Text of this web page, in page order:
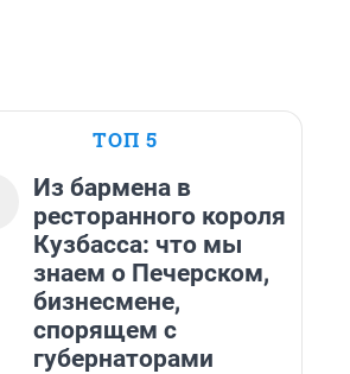
ТОП 5
Из бармена в
ресторанного короля
Кузбасса: что мы
знаем о Печерском,
бизнесмене,
спорящем с
губернаторами